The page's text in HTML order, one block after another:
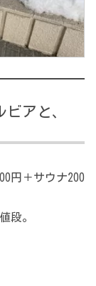
アと、
円＋サウナ200
段。